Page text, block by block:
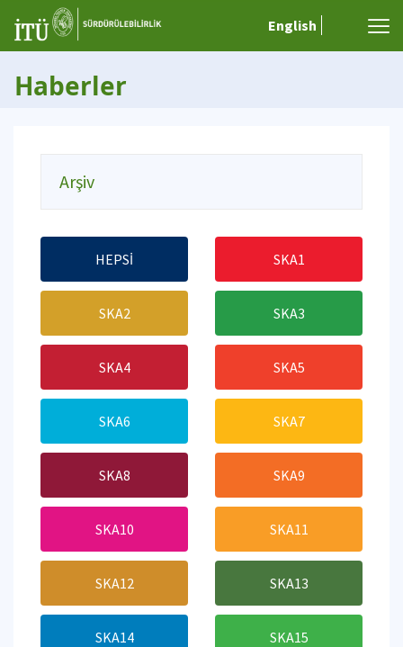
English
Haberler
Arşiv
HEPSİ SKA1
SKA2 SKA3
SKA4 SKA5
SKA6 SKA7
SKA8 SKA9
SKA10 SKA11
SKA12 SKA13
SKA14 SKA15